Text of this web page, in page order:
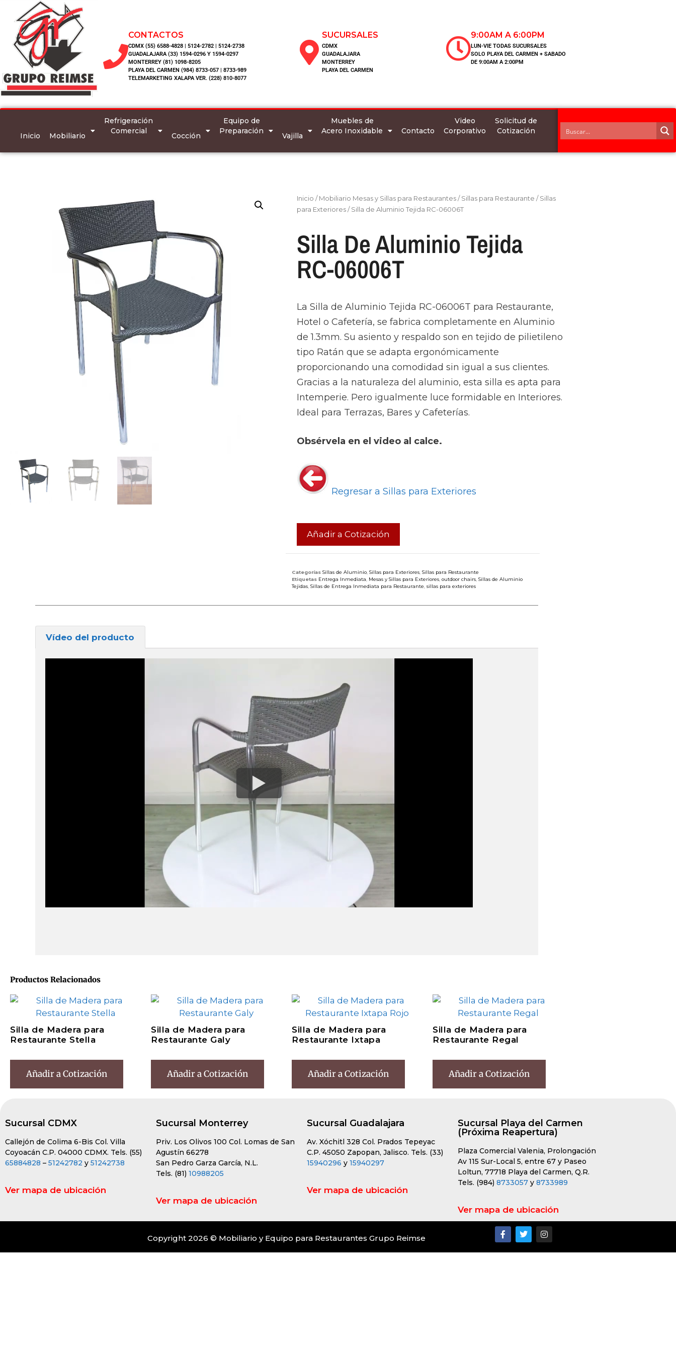
CONTACTOS
CDMX (55) 6588-4828 | 5124-2782 | 5124-2738
GUADALAJARA (33) 1594-0296 Y 1594-0297
MONTERREY (81) 1098-8205
PLAYA DEL CARMEN (984) 8733-057 | 8733-989
TELEMARKETING XALAPA VER. (228) 810-8077
SUCURSALES
CDMX
GUADALAJARA
MONTERREY
PLAYA DEL CARMEN
9:00AM A 6:00PM
LUN-VIE TODAS SUCURSALES
SOLO PLAYA DEL CARMEN + SABADO
DE 9:00AM A 2:00PM
Inicio Mobiliario
Refrigeración
Comercial
Cocción
Equipo de
Preparación
Vajilla
Muebles de
Acero Inoxidable
Contacto
Video
Corporativo
Solicitud de
Cotización
Inicio /Mobiliario Mesas y Sillas para Restaurantes/Sillas para Restaurante /Sillas
para Exteriores/ Silla de Aluminio Tejida RC-06006T
Silla De Aluminio Tejida
RC-06006T
La Silla de Aluminio Tejida RC-06006T para Restaurante,
Hotel o Cafetería, se fabrica completamente en Aluminio
de 1.3mm. Su asiento y respaldo son en tejido de pilietileno
tipo Ratán que se adapta ergonómicamente
proporcionando una comodidad sin igual a sus clientes.
Gracias a la naturaleza del aluminio, esta silla es apta para
Intemperie. Pero igualmente luce formidable en Interiores.
Ideal para Terrazas, Bares y Cafeterías.
Obsérvela en el video al calce.
Regresar a Sillas para Exteriores
Añadir a Cotización
Categorías Sillas de Aluminio Sillas para Exteriores Sillas para Restaurante
Etiquetas Entrega Inmediata Mesas y Sillas para Exteriores outdoor chairs Sillas de Aluminio
Tejidas Sillas de Entrega Inmediata para Restaurante sillas para exteriores
Vídeo del producto
Productos Relacionados
Silla de Madera para
Restaurante Stella
Añadir a Cotización
Silla de Madera para
Restaurante Galy
Añadir a Cotización
Silla de Madera para
Restaurante Ixtapa
Añadir a Cotización
Silla de Madera para
Restaurante Regal
Añadir a Cotización
Sucursal CDMX
Callejón de Colima 6-Bis Col. Villa
Coyoacán C.P. 04000 CDMX. Tels. (55)
65884828 – 51242782 y 51242738
Ver mapa de ubicación
Sucursal Monterrey
Priv. Los Olivos 100 Col. Lomas de San
Agustín 66278
San Pedro Garza García, N.L.
Tels. (81) 10988205
Ver mapa de ubicación
Sucursal Guadalajara
Av. Xóchitl 328 Col. Prados Tepeyac
C.P. 45050 Zapopan, Jalisco. Tels. (33)
15940296 y 15940297
Ver mapa de ubicación
Sucursal Playa del Carmen
(Próxima Reapertura)
Plaza Comercial Valenia, Prolongación
Av 115 Sur-Local 5, entre 67 y Paseo
Loltun, 77718 Playa del Carmen, Q.R.
Tels. (984) 8733057 y 8733989
Ver mapa de ubicación
Copyright 2026 © Mobiliario y Equipo para Restaurantes Grupo Reimse